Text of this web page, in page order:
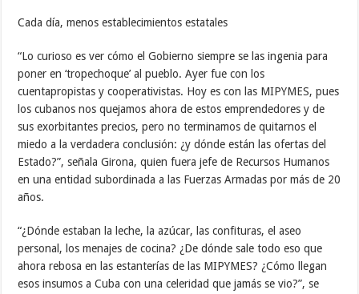
Cada día, menos establecimientos estatales
“Lo curioso es ver cómo el Gobierno siempre se las ingenia para
poner en ‘tropechoque’ al pueblo. Ayer fue con los
cuentapropistas y cooperativistas. Hoy es con las MIPYMES, pues
los cubanos nos quejamos ahora de estos emprendedores y de
sus exorbitantes precios, pero no terminamos de quitarnos el
miedo a la verdadera conclusión: ¿y dónde están las ofertas del
Estado?”, señala Girona, quien fuera jefe de Recursos Humanos
en una entidad subordinada a las Fuerzas Armadas por más de 20
años.
“¿Dónde estaban la leche, la azúcar, las confituras, el aseo
personal, los menajes de cocina? ¿De dónde sale todo eso que
ahora rebosa en las estanterías de las MIPYMES? ¿Cómo llegan
esos insumos a Cuba con una celeridad que jamás se vio?”, se